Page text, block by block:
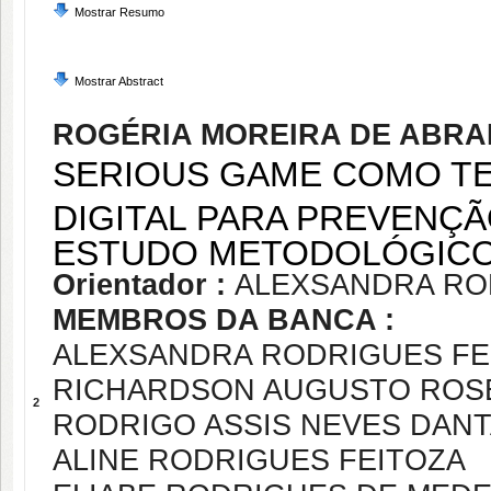
Mostrar Resumo
Mostrar Abstract
2
ROGÉRIA MOREIRA DE
SERIOUS GAME COMO
DIGITAL PARA
ESTUDO
Orientador : ALEXSANDRA
MEMBROS DA BANCA :
ALEXSANDRA RODRIGUES
RICHARDSON AUGUSTO
RODRIGO ASSIS NEVES
ALINE RODRIGUES FEITOZA